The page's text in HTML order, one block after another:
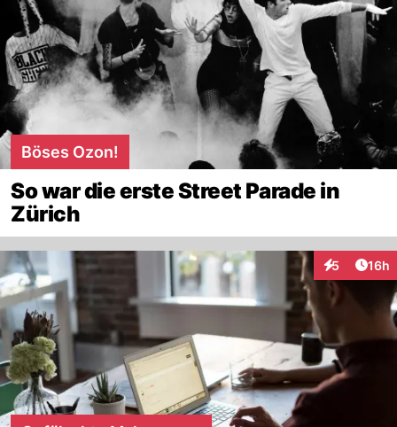
Böses Ozon!
So war die erste Street Parade in
Zürich
5
Interaktionen
16h